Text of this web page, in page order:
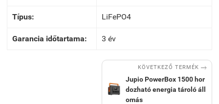
Típus: LiFePO4
Garancia időtartama: 3 év
KÖVETKEZŐ TERMÉK 
Jupio PowerBox 1500 hor
dozható energia tároló áll
omás